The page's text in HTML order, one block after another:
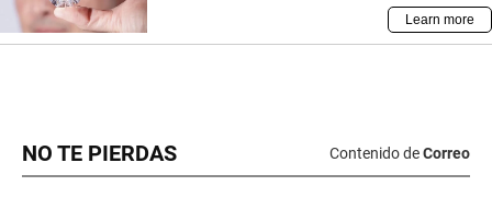
NO TE PIERDAS Contenido deCorreo